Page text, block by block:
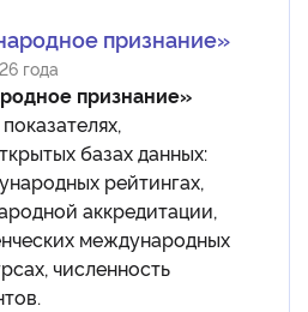
признание»
года
признание»
базах данных:
рейтингах,
аккредитации,
международных
численность